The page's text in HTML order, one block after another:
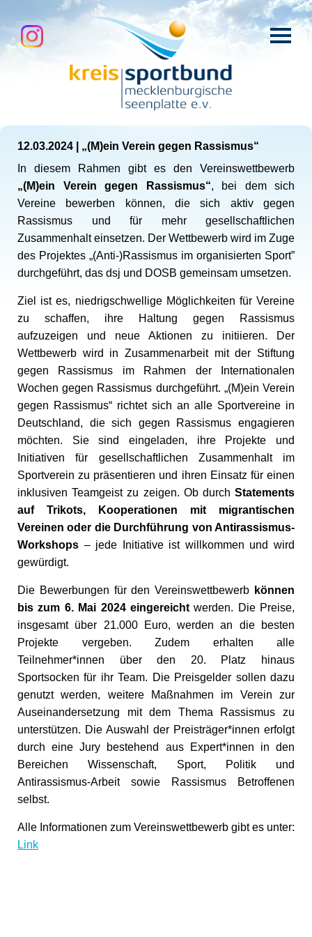
12.03.2024
„(M)ein Verein gegen Rassismus“
In diesem Rahmen gibt es den Vereinswettbewerb
„(M)ein Verein gegen Rassismus“, bei dem sich
Vereine bewerben können, die sich aktiv gegen
Rassismus und für mehr gesellschaftlichen
Zusammenhalt einsetzen. Der Wettbewerb wird im Zuge
des Projektes „(Anti-)Rassismus im organisierten Sport”
durchgeführt, das dsj und DOSB gemeinsam umsetzen.
Ziel ist es, niedrigschwellige Möglichkeiten für Vereine
zu schaffen, ihre Haltung gegen Rassismus
aufzuzeigen und neue Aktionen zu initiieren. Der
Wettbewerb wird in Zusammenarbeit mit der Stiftung
gegen Rassismus im Rahmen der Internationalen
Wochen gegen Rassismus durchgeführt. „(M)ein Verein
gegen Rassismus“ richtet sich an alle Sportvereine in
Deutschland, die sich gegen Rassismus engagieren
möchten. Sie sind eingeladen, ihre Projekte und
Initiativen für gesellschaftlichen Zusammenhalt im
Sportverein zu präsentieren und ihren Einsatz für einen
inklusiven Teamgeist zu zeigen. Ob durch Statements
auf Trikots, Kooperationen mit migrantischen
Vereinen oder die Durchführung von Antirassismus-
Workshops – jede Initiative ist willkommen und wird
gewürdigt.
Die Bewerbungen für den Vereinswettbewerb können
bis zum 6. Mai 2024 eingereichtwerden. Die Preise,
insgesamt über 21.000 Euro, werden an die besten
Projekte vergeben. Zudem erhalten alle
Teilnehmer*innen über den 20. Platz hinaus
Sportsocken für ihr Team. Die Preisgelder sollen dazu
genutzt werden, weitere Maßnahmen im Verein zur
Auseinandersetzung mit dem Thema Rassismus zu
unterstützen. Die Auswahl der Preisträger*innen erfolgt
durch eine Jury bestehend aus Expert*innen in den
Bereichen Wissenschaft, Sport, Politik und
Antirassismus-Arbeit sowie Rassismus Betroffenen
selbst.
Alle Informationen zum Vereinswettbewerb gibt es unter:
Link